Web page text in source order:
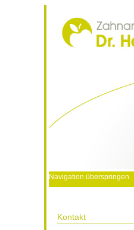
Navigation überspringen
Startseite
Kontakt